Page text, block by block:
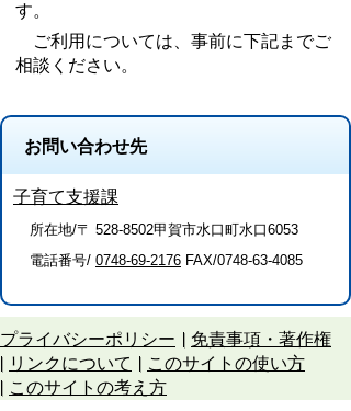
す。
ご利用については、事前に下記までご
相談ください。
お問い合わせ先
子育て支援課
所在地/〒 528-8502甲賀市水口町水口6053
電話番号/ 0748-69-2176 FAX/0748-63-4085
プライバシーポリシー
免責事項・著作権
リンクについて
このサイトの使い方
このサイトの考え方